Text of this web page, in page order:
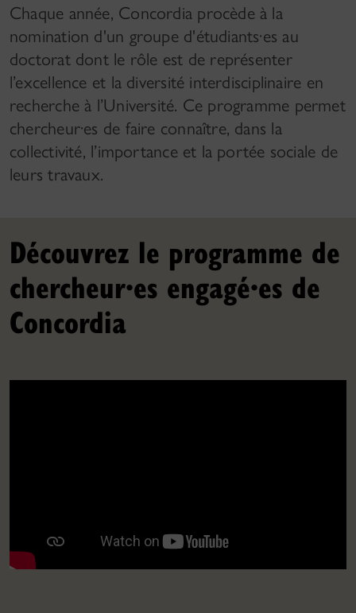
Chaque année, Concordia procède à la
nomination d'un groupe d'étudiants·es au
doctorat dont le rôle est de représenter
l’excellence et la diversité interdisciplinaire en
recherche à l’Université. Ce programme permet
chercheur·es de faire connaître, dans la
collectivité, l’importance et la portée sociale de
leurs travaux.
Découvrez le programme de
chercheur·es engagé·es de
Concordia